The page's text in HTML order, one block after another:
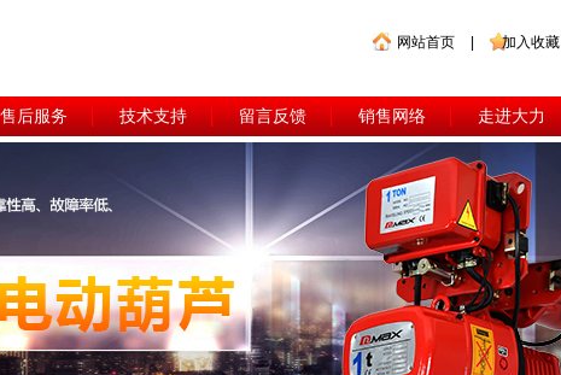
网站首页 加入收藏
售后服务 技术支持 留言反馈 销售网络 走进大力